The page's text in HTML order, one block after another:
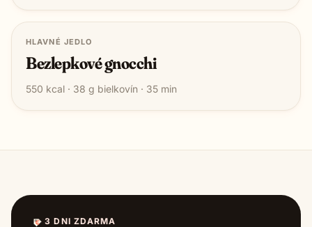
HLAVNÉ JEDLO
Bezlepkové gnocchi
550 kcal · 38 g bielkovín · 35 min
3 DNI ZDARMA